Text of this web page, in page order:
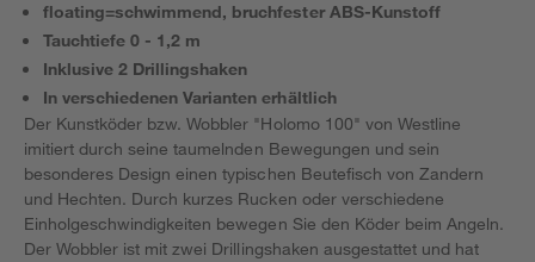
floating=schwimmend, bruchfester ABS-Kunstoff
Tauchtiefe 0 - 1,2 m
Inklusive 2 Drillingshaken
In verschiedenen Varianten erhältlich
Der Kunstköder bzw. Wobbler "Holomo 100" von Westline
imitiert durch seine taumelnden Bewegungen und sein
besonderes Design einen typischen Beutefisch von Zandern
und Hechten. Durch kurzes Rucken oder verschiedene
Einholgeschwindigkeiten bewegen Sie den Köder beim Angeln.
Der Wobbler ist mit zwei Drillingshaken ausgestattet und hat